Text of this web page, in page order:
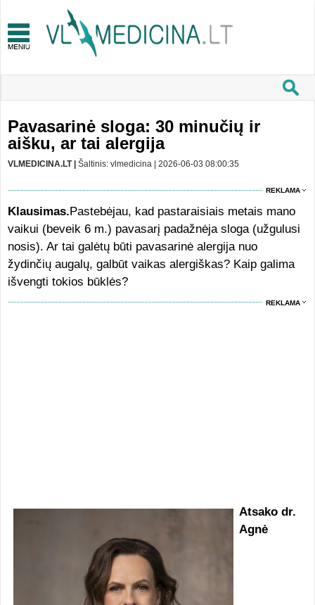
Pavasarinė sloga: 30 minučių ir
aišku, ar tai alergija
VLMEDICINA.LT | Šaltinis: vlmedicina | 2026-06-03 08:00:35
REKLAMA
Klausimas.Pastebėjau, kad pastaraisiais metais mano
vaikui (beveik 6 m.) pavasarį padažnėja sloga (užgulusi
nosis). Ar tai galėtų būti pavasarinė alergija nuo
žydinčių augalų, galbūt vaikas alergiškas? Kaip galima
išvengti tokios būklės?
REKLAMA
Atsako dr.
Agnė